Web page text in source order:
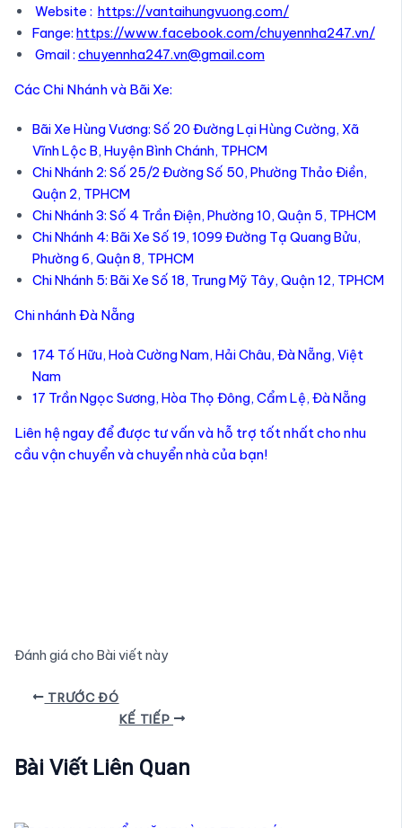
Website : https://vantaihungvuong.com/
Fange: https://www.facebook.com/chuyennha247.vn/
Gmail : chuyennha247.vn@gmail.com
Các Chi Nhánh và Bãi Xe:
Bãi Xe Hùng Vương: Số 20 Đường Lại Hùng Cường, Xã
Vĩnh Lộc B, Huyện Bình Chánh, TPHCM
Chi Nhánh 2: Số 25/2 Đường Số 50, Phường Thảo Điền,
Quận 2, TPHCM
Chi Nhánh 3: Số 4 Trần Điện, Phường 10, Quận 5, TPHCM
Chi Nhánh 4: Bãi Xe Số 19, 1099 Đường Tạ Quang Bửu,
Phường 6, Quận 8, TPHCM
Chi Nhánh 5: Bãi Xe Số 18, Trung Mỹ Tây, Quận 12, TPHCM
Chi nhánh Đà Nẵng
174 Tố Hữu, Hoà Cường Nam, Hải Châu, Đà Nẵng, Việt
Nam
17 Trần Ngọc Sương, Hòa Thọ Đông, Cẩm Lệ, Đà Nẵng
Liên hệ ngay để được tư vấn và hỗ trợ tốt nhất cho nhu
cầu vận chuyển và chuyển nhà của bạn!
Đánh giá cho Bài viết này
Điều
viết
TRƯỚC ĐÓ
KẾ TIẾP
Bài Viết Liên Quan